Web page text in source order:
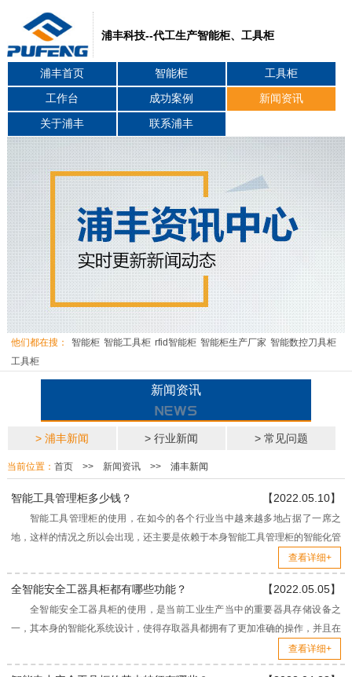
浦丰科技--代工生产智能柜、工具柜
浦丰首页 智能柜 工具柜
工作台 成功案例 新闻资讯
关于浦丰 联系浦丰
他们都在搜： 智能柜 智能工具柜 rfid智能柜 智能柜生产厂家 智能数控刀具柜
工具柜
新闻资讯
> 浦丰新闻 > 行业新闻 > 常见问题
当前位置： 首页>> 新闻资讯>> 浦丰新闻
智能工具管理柜多少钱？ 【2022.05.10】
智能工具管理柜的使用，在如今的各个行业当中越来越多地占据了一席之
地，这样的情况之所以会出现，还主要是依赖于本身智能工具管理柜的智能化管
查看详细+
全智能安全工器具柜都有哪些功能？ 【2022.05.05】
全智能安全工器具柜的使用，是当前工业生产当中的重要器具存储设备之
一，其本身的智能化系统设计，使得存取器具都拥有了更加准确的操作，并且在
查看详细+